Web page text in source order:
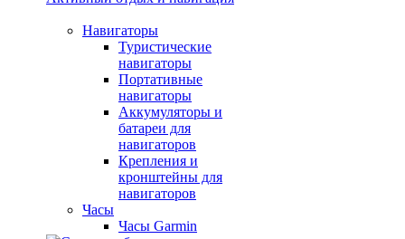
Навигаторы
Туристические
навигаторы
Портативные
навигаторы
Аккумуляторы и
батареи для
навигаторов
Крепления и
кронштейны для
навигаторов
Часы
Часы Garmin